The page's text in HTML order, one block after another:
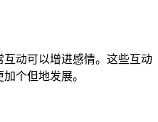
动可以增进感情。这些互动
个但地发展。